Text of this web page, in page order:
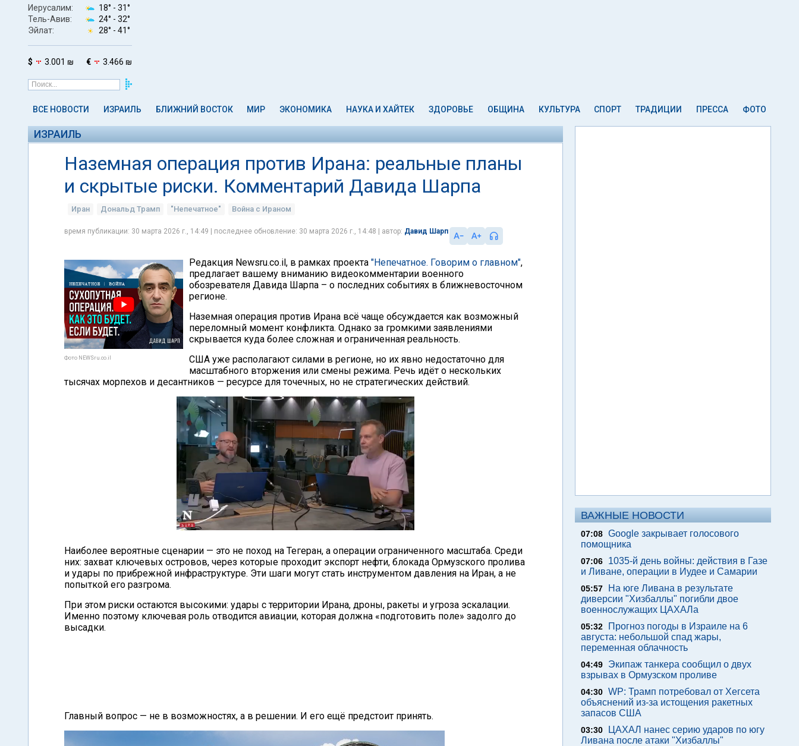
Иерусалим: 18° - 31°
Тель-Авив:
24° - 32°
Эйлат:
28° - 41°
$ 3.001 ₪ € 3.466 ₪
ВСЕ НОВОСТИ ИЗРАИЛЬ БЛИЖНИЙ ВОСТОК МИР ЭКОНОМИКА НАУКА И ХАЙТЕК ЗДОРОВЬЕ ОБЩИНА КУЛЬТУРА СПОРТ ТРАДИЦИИ ПРЕССА ФОТО
ИЗРАИЛЬ
Наземная операция против Ирана: реальные планы
и скрытые риски. Комментарий Давида Шарпа
Иран Дональд Трамп "Непечатное" Война с Ираном
время публикации: 30 марта 2026 г., 14:49 | последнее обновление: 30 марта 2026 г., 14:48 Давид Шарп
Фото NEWSru.co.il
Редакция Newsru.co.il, в рамках проекта "Непечатное. Говорим о главном",
предлагает вашему вниманию видеокомментарии военного
обозревателя Давида Шарпа – о последних событиях в ближневосточном
регионе.
Наземная операция против Ирана всё чаще обсуждается как возможный
переломный момент конфликта. Однако за громкими заявлениями
скрывается куда более сложная и ограниченная реальность.
США уже располагают силами в регионе, но их явно недостаточно для
масштабного вторжения или смены режима. Речь идёт о нескольких
тысячах морпехов и десантников — ресурсе для точечных, но не стратегических действий.
Наиболее вероятные сценарии — это не поход на Тегеран, а операции ограниченного масштаба. Среди
них: захват ключевых островов, через которые проходит экспорт нефти, блокада Ормузского пролива
и удары по прибрежной инфраструктуре. Эти шаги могут стать инструментом давления на Иран, а не
попыткой его разгрома.
При этом риски остаются высокими: удары с территории Ирана, дроны, ракеты и угроза эскалации.
Именно поэтому ключевая роль отводится авиации, которая должна «подготовить поле» задолго до
высадки.
Главный вопрос — не в возможностях, а в решении. И его ещё предстоит принять.
ВАЖНЫЕ НОВОСТИ
07:08 Google закрывает голосового
помощника
07:06
1035-й день войны: действия в Газе
и Ливане, операции в Иудее и Самарии
05:57
На юге Ливана в результате
диверсии "Хизбаллы" погибли двое
военнослужащих ЦАХАЛа
05:32
Прогноз погоды в Израиле на 6
августа: небольшой спад жары,
переменная облачность
04:49
Экипаж танкера сообщил о двух
взрывах в Ормузском проливе
04:30 WP: Трамп потребовал от Хегсета
объяснений из-за истощения ракетных
запасов США
03:30
ЦАХАЛ нанес серию ударов по югу
Ливана после атаки "Хизбаллы"